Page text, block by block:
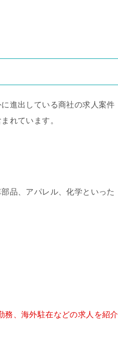
進出している商社の求人案件
れています。
品、アパレル、化学といった
務、海外駐在などの求人を紹介